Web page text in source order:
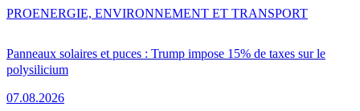
Panneaux solaires et puces : Trump impose 15% de taxes sur le
polysilicium
07.08.2026
PROENERGIE, ENVIRONNEMENT ET TRANSPORT